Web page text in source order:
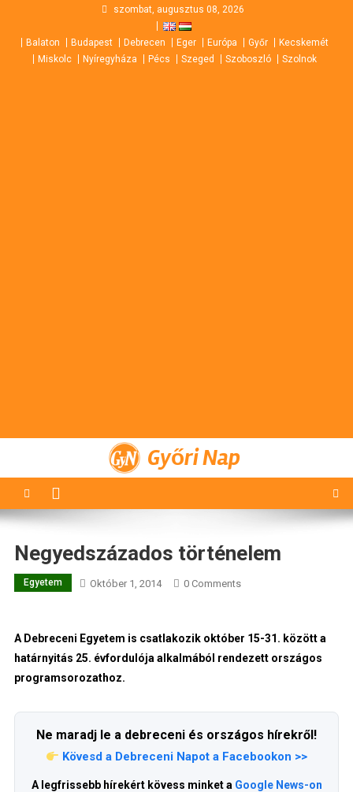
content
szombat, augusztus 08, 2026
Balaton Budapest Debrecen Eger Európa Győr
Kecskemét
Miskolc
Nyíregyháza Pécs Szeged Szoboszló Szolnok
Győri Nap
Negyedszázados történelem
Egyetem Október 1, 2014 0 Comments
A Debreceni Egyetem is csatlakozik október 15-31. között a
határnyitás 25. évfordulója alkalmából rendezett országos
programsorozathoz.
Ne maradj le a debreceni és országos hírekről!
Kövesd a Debreceni Napot a Facebookon >>
A legfrissebb hírekért kövess minket a Google News-on